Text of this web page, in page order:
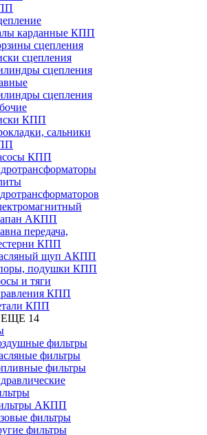
карданные КПП
сцепления
сцепления
сцепления
сцепления
КПП
сальники
КПП
АКПП
передача,
КПП
щуп АКПП
подушки КПП
и тяги
КПП
КПП
14
фильтры
фильтры
фильтры
АКПП
фильтры
фильтры